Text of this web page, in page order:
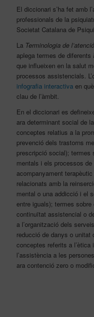
El diccionari s’ha fet amb
professionals de la
Societat Catalana de
La Terminologia de
aplega termes de
que influeixen en la salut
processos assistencials.
infografia interactivaen
clau de l’àmbit.
En el diccionari es
ara determinant social de
conceptes relatius a la
prevenció dels trastorns
prescripció social); termes
mentals i els processos
acompanyament
relacionats amb la
mental o una addicció i el
entre iguals); termes sobre
continuïtat assistencial o
a l’organització dels
reducció de danys o unitat
conceptes referits a
l’assistència a les
ara contenció zero o